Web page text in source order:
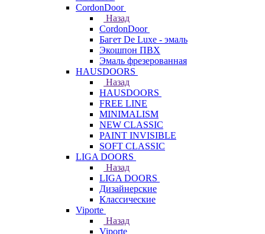
CordonDoor
Назад
CordonDoor
Багет De Luxe - эмаль
Экошпон ПВХ
Эмаль фрезерованная
HAUSDOORS
Назад
HAUSDOORS
FREE LINE
MINIMALISM
NEW CLASSIC
PAINT INVISIBLE
SOFT CLASSIC
LIGA DOORS
Назад
LIGA DOORS
Дизайнерские
Классические
Viporte
Назад
Viporte